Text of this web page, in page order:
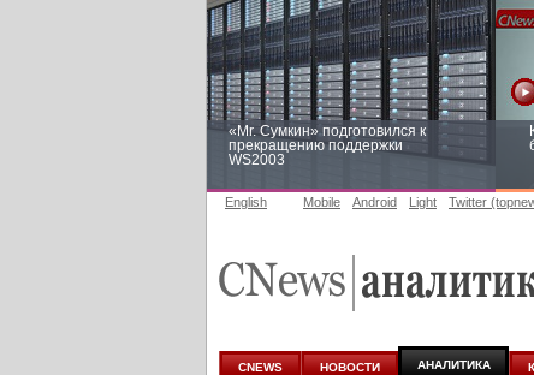
«Mr. Сумкин» подготовился к
прекращению поддержки
WS2003
аналитике
English Mobile Android Light Twitter
CNEWS НОВОСТИ АНАЛИТИКА